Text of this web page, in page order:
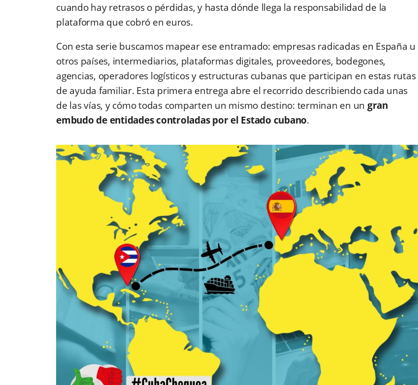
cuando hay retrasos o pérdidas, y hasta dónde llega la responsabilidad de la
plataforma que cobró en euros.
Con esta serie buscamos mapear ese entramado: empresas radicadas en España u
otros países, intermediarios, plataformas digitales, proveedores, bodegones,
agencias, operadores logísticos y estructuras cubanas que participan en estas rutas
de ayuda familiar. Esta primera entrega abre el recorrido describiendo cada unas
de las vías, y cómo todas comparten un mismo destino: terminan en un gran
embudo de entidades controladas por el Estado cubano.